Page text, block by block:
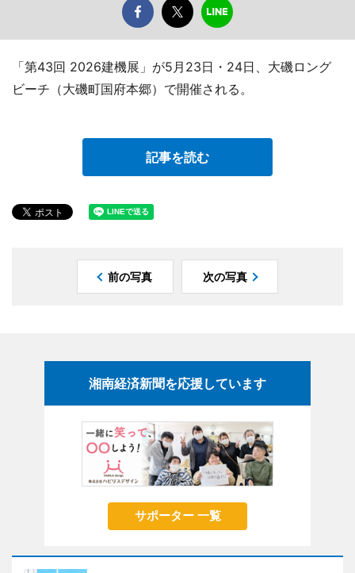
「第43回 2026建機展」が5月23日・24日、大磯ロング
ビーチ（大磯町国府本郷）で開催される。
記事を読む
前の写真 次の写真
湘南経済新聞を応援しています
サポーター 一覧